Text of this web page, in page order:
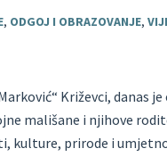
, ODGOJ I OBRAZOVANJE,
Križevci, danas
mališane i njihove
kulture, prirode i